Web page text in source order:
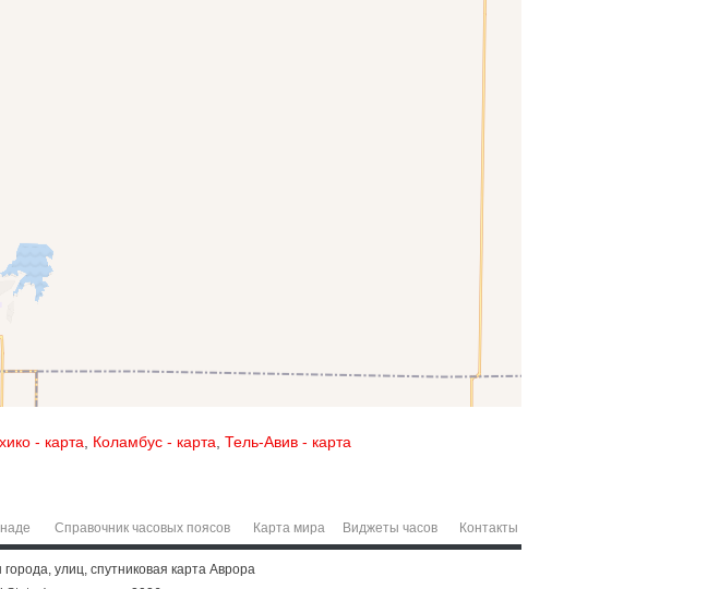
- карта Коламбус - карта Тель-Авив - карта
Справочник часовых поясов Карта мира Виджеты часов Контакты
улиц, спутниковая карта Аврора